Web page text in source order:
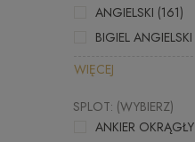
ANGIELSKI (161)
BIGIEL ANGIELSKI
WIĘCEJ
SPLOT: (WYBIERZ)
ANKIER OKRĄGŁY